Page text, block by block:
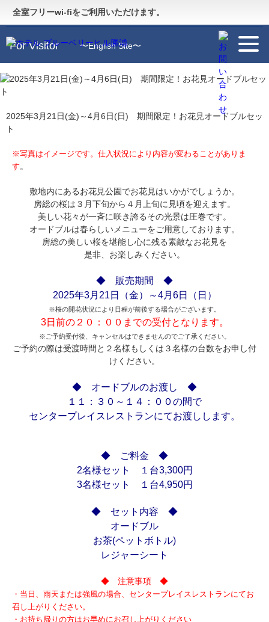
全室フリーwi-fiをご利用いただけます。
Guide 〜施設のご案内〜
For Visitor 〜English Site〜
2025年3月21日(金)～4月6日(日) 期間限定！お花見オードブルセッ
ト
※写真はイメージです。仕入状況により内容が変わることがありま
す 。
敷地内にあるお花見公園でお花見はいかがでしょうか。
房総の桜は３月下旬から４月上旬に見頃を迎えます。
美しい花々が一斉に咲き誇るその光景は圧巻です。
オードブルは春らしいメニューをご用意しております。
房総の美しい桜を堪能し心に残る素敵なお花見を
是非、お楽しみください。
◆ 販売期間 ◆
2025年3月21日（金）～4月6日（日）
※桜の開花状況により日程が前後する場合がございます。
3日前の２０：００までの受付となります。
※ご予約受付後、キャンセルはできませんのでご了承ください。
ご予約の際は受渡時間と２名様もしくは３名様の台数をお申し付
けください。
◆ オードブルのお渡し ◆
１１：３０～１４：００の間で
センタープレイスレストランにてお渡しします。
◆ ご料金 ◆
2名様セット １台3,300円
3名様セット １台4,950円
◆ セット内容 ◆
オードブル
お茶(ペットボトル)
レジャーシート
◆ 注意事項 ◆
・当日、雨天または強風の場合、センタープレイスレストランにてお
召し上がりください。
・お持ち帰りの方はお早めにお召し上がりください